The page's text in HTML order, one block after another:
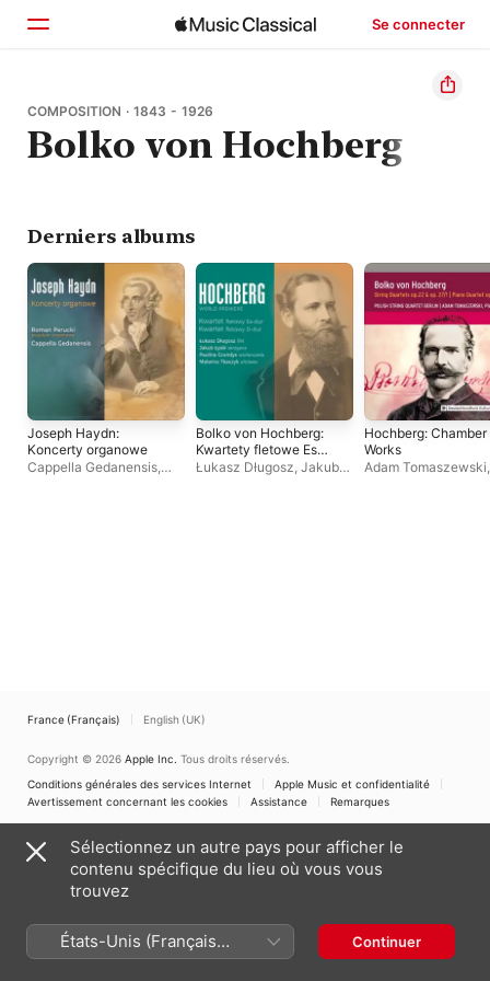
Se connecter
Accueil
Parcourir
COMPOSITION · 1843 - 1926
Bolko von Hochberg
Derniers albums
Joseph Haydn:
Koncerty organowe
Cappella Gedanensis,
Bolko von Hochberg:
Kwartety fletowe Es-
dur i D-dur
Łukasz Długosz, Jakub
Hochberg: Chamber
Works
Adam Tomaszewski,
France (Français) English (UK)
Copyright © 2026 Apple Inc. Tous droits réservés.
Conditions générales des services Internet
Apple Music et confidentialité
Avertissement concernant les cookies
Assistance Remarques
Sélectionnez un autre pays pour afficher le
contenu spécifique du lieu où vous vous
trouvez
États-Unis (Français
France)
Continuer